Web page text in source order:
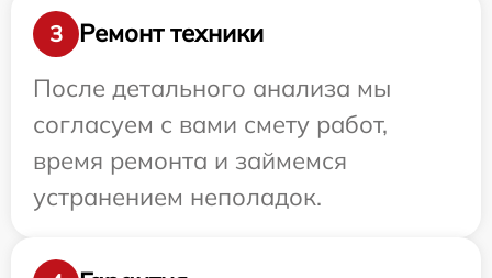
3
Ремонт техники
После детального анализа мы
согласуем с вами смету работ,
время ремонта и займемся
устранением неполадок.